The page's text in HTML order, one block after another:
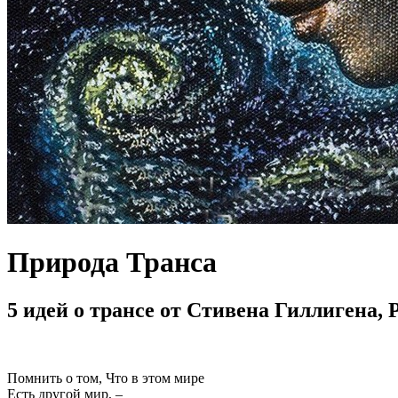
Природа Транса
5 идей о трансе от Стивена Гиллигена,
Помнить о том, Что в этом мире
Есть другой мир, –